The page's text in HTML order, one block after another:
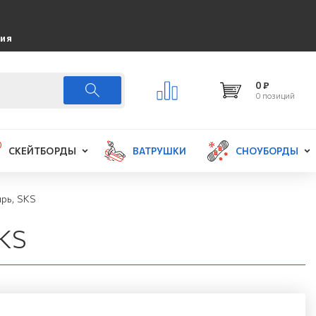
0 ₽
0 позиций
СКЕЙТБОРДЫ ВАТРУШКИ СНОУБОРДЫ
SKS